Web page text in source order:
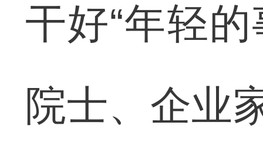
干好“年轻
院士、企业